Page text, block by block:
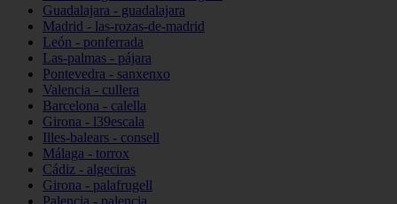
Guadalajara - guadalajara
Madrid - las-rozas-de-madrid
León - ponferrada
Las-palmas - pájara
Pontevedra - sanxenxo
Valencia - cullera
Barcelona - calella
Girona - l39escala
Illes-balears - consell
Málaga - torrox
Cádiz - algeciras
Girona - palafrugell
Palencia - palencia